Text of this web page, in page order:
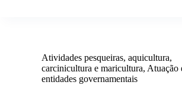
Atividades pesqueiras, aquicultura,
carcinicultura e maricultura, Atuação
entidades governamentais